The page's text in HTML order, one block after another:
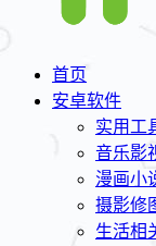
首页
安卓软件
实用工
音乐影
漫画小
摄影修
生活相